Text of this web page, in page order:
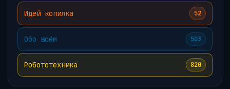
Идей копилка 52
Обо всём 503
Робототехника 820